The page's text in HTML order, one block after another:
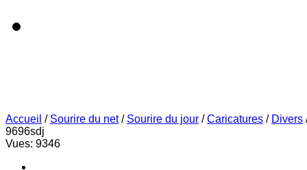
Accueil / Sourire du net / Sourire du jour /Caricatures / Divers
9696sdj
Vues: 9346